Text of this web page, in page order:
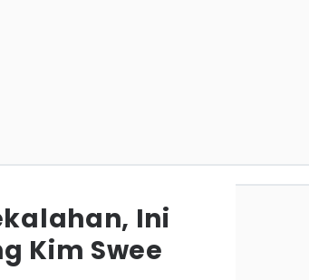
Ini
Kim Swee